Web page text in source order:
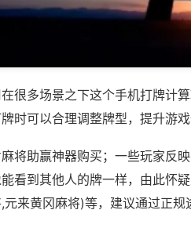
很多场景之下这个手机打牌计
时可以合理调整牌型，提升游
将助赢神器购买；一些玩家反
看到其他人的牌一样，由此怀
元来黄冈麻将)等，建议通过正规